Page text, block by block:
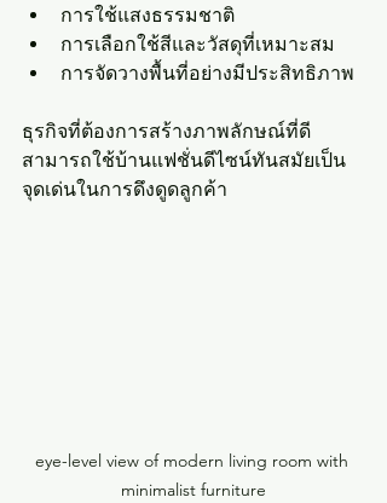
การใช้แสงธรรมชาติ
การเลือกใช้สีและวัสดุที่เหมาะสม
การจัดวางพื้นที่อย่างมีประสิทธิภาพ
ธุรกิจที่ต้องการสร้างภาพลักษณ์ที่ดี
สามารถใช้บ้านแฟชั่นดีไซน์ทันสมัยเป็น
จุดเด่นในการดึงดูดลูกค้า
eye-level view of modern living room with
minimalist furniture